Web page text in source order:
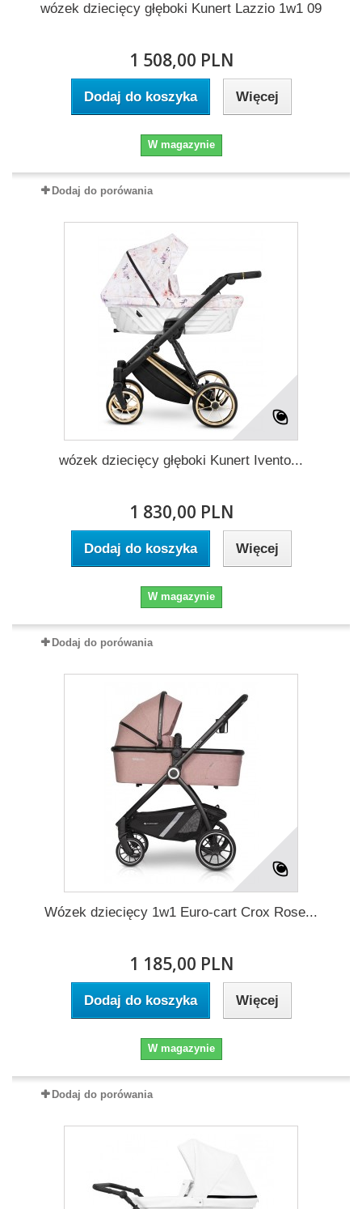
wózek dziecięcy głęboki Kunert Lazzio 1w1 09
1 508,00 PLN
Dodaj do koszyka Więcej
W magazynie
Dodaj do porówania
wózek dziecięcy głęboki Kunert Ivento...
1 830,00 PLN
Dodaj do koszyka Więcej
W magazynie
Dodaj do porówania
Wózek dziecięcy 1w1 Euro-cart Crox Rose...
1 185,00 PLN
Dodaj do koszyka Więcej
W magazynie
Dodaj do porówania